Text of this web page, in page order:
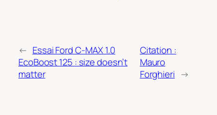
← Essai Ford C-MAX 1.0
EcoBoost 125 : size doesn’t
matter
Citation :
Mauro
Forghieri →